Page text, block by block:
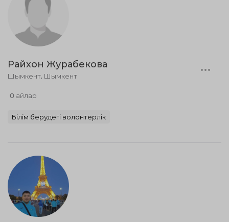
Райхон Журабекова
Шымкент, Шымкент
0 айлар
Білім берудегі волонтерлік